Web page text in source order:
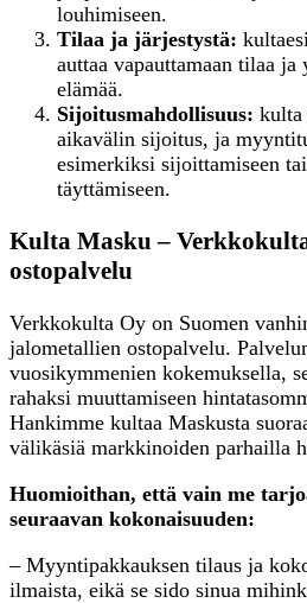
louhimiseen.
Tilaa ja järjestystä:
auttaa vapauttamaan tilaa ja
elämää.
Sijoitusmahdollisuus: kulta
aikavälin sijoitus, ja
esimerkiksi sijoittamiseen
täyttämiseen.
Kulta Masku –
ostopalvelu
Verkkokulta Oy on Suomen
jalometallien ostopalvelu.
vuosikymmenien kokemuksella,
rahaksi muuttamiseen
Hankimme kultaa Maskusta
välikäsiä markkinoiden parhailla
Huomioithan, että vain me
seuraavan kokonaisuuden:
– Myyntipakkauksen tilaus ja
ilmaista, eikä se sido sinua